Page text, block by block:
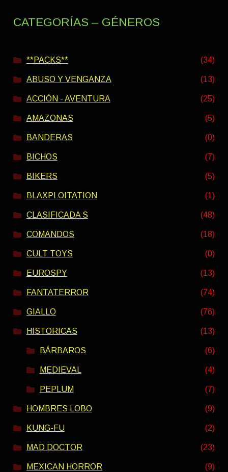
CATEGORÍAS – GÉNEROS
**PACKS** (34)
ABUSO Y VENGANZA (13)
ACCIÓN - AVENTURA (25)
AMAZONAS (5)
BANDERAS (0)
BICHOS (7)
BIKERS (5)
BLAXPLOITATION (1)
CLASIFICADA S (48)
COMANDOS (18)
CULT TOYS (0)
EUROSPY (13)
FANTATERROR (74)
GIALLO (76)
HISTORICAS (13)
BÁRBAROS (6)
MEDIEVAL (4)
PEPLUM (7)
HOMBRES LOBO (9)
KUNG-FU (2)
MAD DOCTOR (23)
MEXICAN HORROR (9)